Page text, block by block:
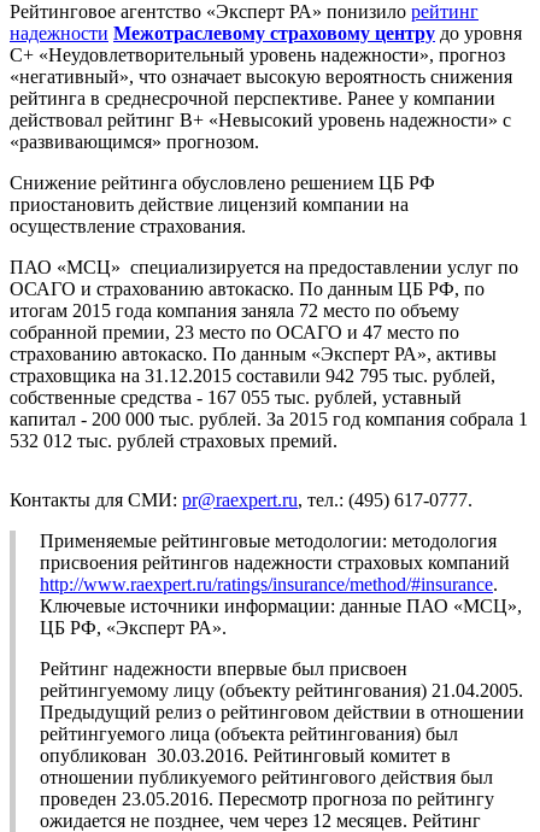
Рейтинговое агентство «Эксперт РА» понизило рейтинг
надежности Межотраслевому страховому центру до уровня
C+ «Неудовлетворительный уровень надежности», прогноз
«негативный», что означает высокую вероятность снижения
рейтинга в среднесрочной перспективе. Ранее у компании
действовал рейтинг В+ «Невысокий уровень надежности» с
«развивающимся» прогнозом.
Снижение рейтинга обусловлено решением ЦБ РФ
приостановить действие лицензий компании на
осуществление страхования.
ПАО «МСЦ» специализируется на предоставлении услуг по
ОСАГО и страхованию автокаско. По данным ЦБ РФ, по
итогам 2015 года компания заняла 72 место по объему
собранной премии, 23 место по ОСАГО и 47 место по
страхованию автокаско. По данным «Эксперт РА», активы
страховщика на 31.12.2015 составили 942 795 тыс. рублей,
собственные средства - 167 055 тыс. рублей, уставный
капитал - 200 000 тыс. рублей. За 2015 год компания собрала 1
532 012 тыс. рублей страховых премий.
Контакты для СМИ: pr@raexpert.ru, тел.: (495) 617-0777.
Применяемые рейтинговые методологии: методология
присвоения рейтингов надежности страховых компаний
http://www.raexpert.ru/ratings/insurance/method/#insurance.
Ключевые источники информации: данные ПАО «МСЦ»,
ЦБ РФ, «Эксперт РА».
Рейтинг надежности впервые был присвоен
рейтингуемому лицу (объекту рейтингования) 21.04.2005.
Предыдущий релиз о рейтинговом действии в отношении
рейтингуемого лица (объекта рейтингования) был
опубликован 30.03.2016. Рейтинговый комитет в
отношении публикуемого рейтингового действия был
проведен 23.05.2016. Пересмотр прогноза по рейтингу
ожидается не позднее, чем через 12 месяцев. Рейтинг